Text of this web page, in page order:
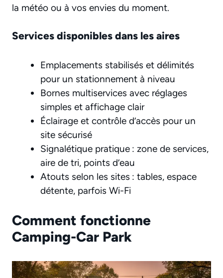
la météo ou à vos envies du moment.
Services disponibles dans les aires
Emplacements stabilisés et délimités
pour un stationnement à niveau
Bornes multiservices avec réglages
simples et affichage clair
Éclairage et contrôle d’accès pour un
site sécurisé
Signalétique pratique : zone de services,
aire de tri, points d’eau
Atouts selon les sites : tables, espace
détente, parfois Wi-Fi
Comment fonctionne
Camping-Car Park